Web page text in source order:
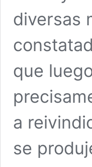
diversas
que
a
se